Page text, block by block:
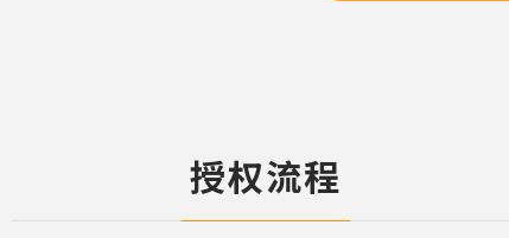
授权流程